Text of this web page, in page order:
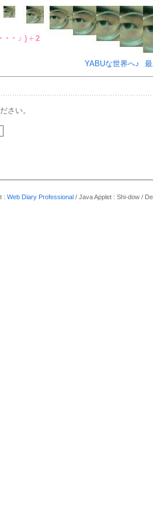
YABUな戯言･
YABUな世界へ♪
さい。
: Web Diary Professional / Java Applet : Shi-dow /